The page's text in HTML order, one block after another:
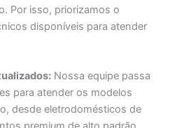
Por isso, priorizamos o
disponíveis para atender
Nossa equipe passa
para atender os modelos
desde eletrodomésticos de